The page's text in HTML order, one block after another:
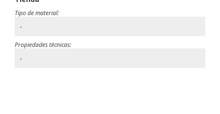
Tipo de material:
-
Propiedades técnicas:
-